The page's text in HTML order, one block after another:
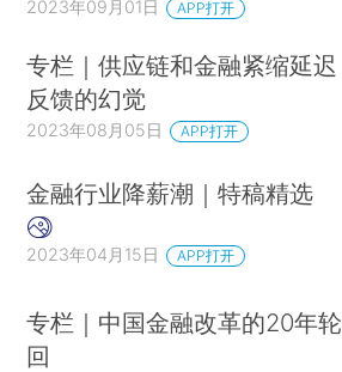
2023年09月01日 APP打开
专栏｜供应链和金融紧缩延迟
反馈的幻觉
2023年08月05日 APP打开
金融行业降薪潮｜特稿精选
2023年04月15日 APP打开
专栏｜中国金融改革的20年轮
回